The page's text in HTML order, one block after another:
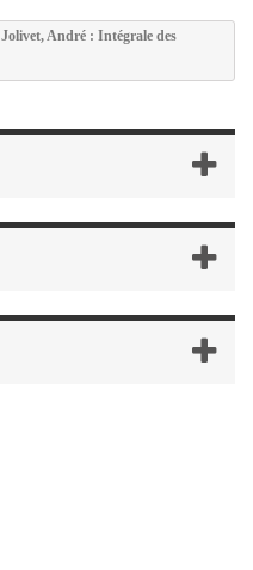
Jolivet, André : Intégrale des